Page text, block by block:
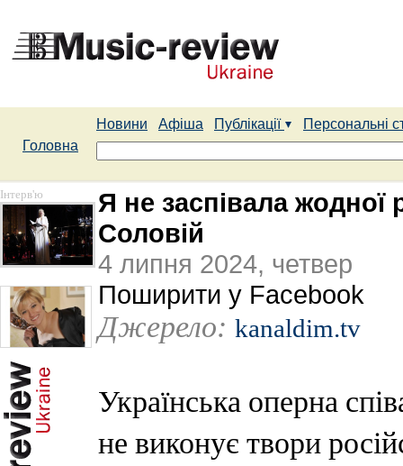
Новини Афіша Публікації
Персональні
Головна
Інтерв'ю
Я не заспівала
Соловій
4 липня 2024, четвер
Поширити у Facebook
Джерело: kanaldim.tv
Українська оперна
не виконує твори